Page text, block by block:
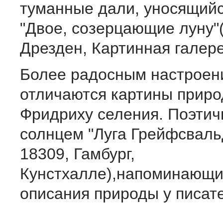
туманные дали,
"Двое, созерцающие
Дрезден, Картинная
Более радосным
отличаются картины
Фрид­риху селения.
солнцем "Луга
18309, Гамбург,
описания природы у